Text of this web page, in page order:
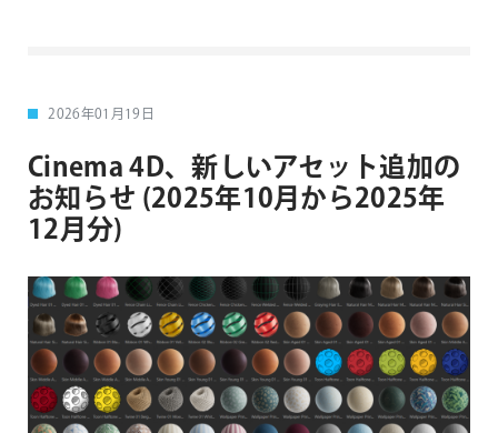
2026年01月19日
Cinema 4D、新しいアセット追加の
お知らせ (2025年10月から2025年
12月分)